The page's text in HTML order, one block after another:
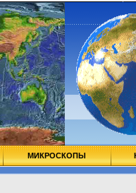
МИКРОСКОПЫ